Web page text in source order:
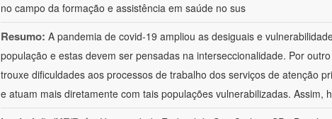
no campo da formação e assistência em saúde no sus
Resumo: A pandemia de covid-19 ampliou as desiguais e
população e estas devem ser pensadas na interseccionalidade. Por
trouxe dificuldades aos processos de trabalho dos serviços de atenção
e atuam mais diretamente com tais populações vulnerabilizadas. Assim,